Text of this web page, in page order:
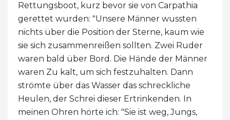
Rettungsboot, kurz bevor sie von Carpathia
gerettet wurden: "Unsere Männer wussten
nichts über die Position der Sterne, kaum wie
sie sich zusammenreißen sollten. Zwei Ruder
waren bald über Bord. Die Hände der Männer
waren Zu kalt, um sich festzuhalten. Dann
strömte über das Wasser das schreckliche
Heulen, der Schrei dieser Ertrinkenden. In
meinen Ohren hörte ich: "Sie ist weg, Jungs,